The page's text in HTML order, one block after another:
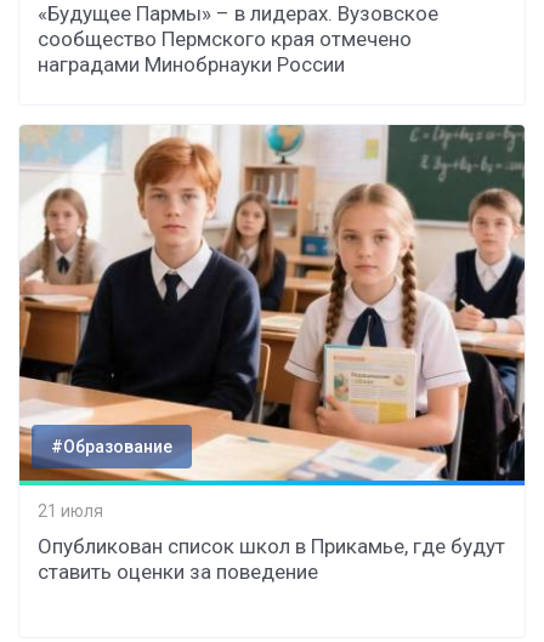
«Будущее Пармы» – в лидерах. Вузовское
сообщество Пермского края отмечено
наградами Минобрнауки России
#Образование
21 июля
Опубликован список школ в Прикамье, где будут
ставить оценки за поведение